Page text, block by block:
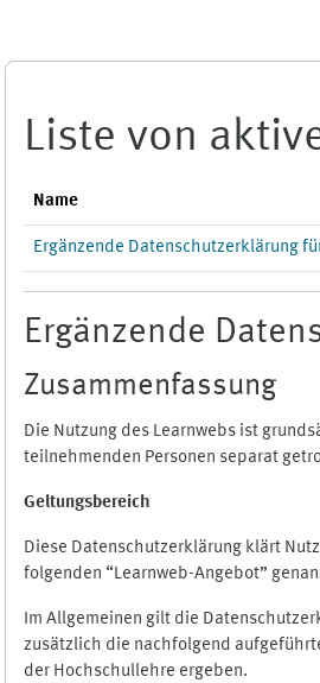
Liste von
Name
Ergänzende Datenschutzerklärung
Ergänzende
Zusammenfassung
Die Nutzung des Learnwebs ist
teilnehmenden Personen separat
Geltungsbereich
Diese Datenschutzerklärung klärt
folgenden “Learnweb-Angebot”
Im Allgemeinen gilt die
zusätzlich die nachfolgend
der Hochschullehre ergeben.